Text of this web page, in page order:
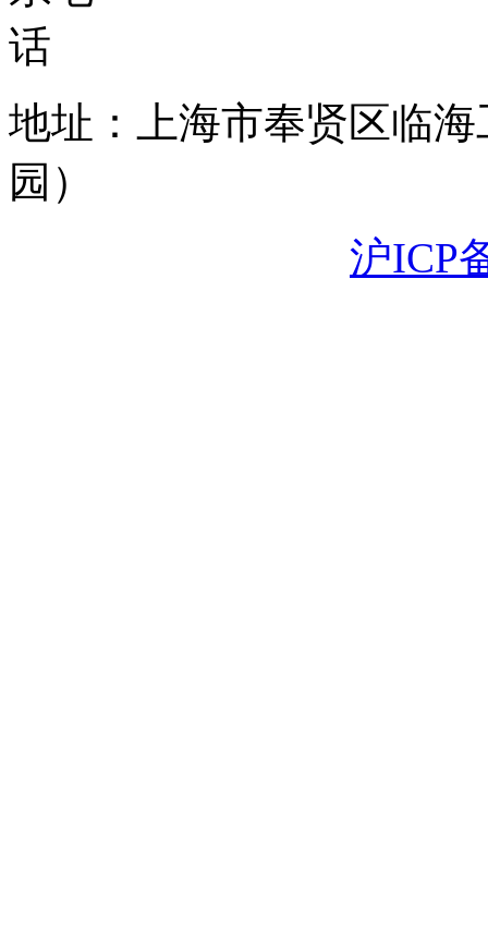
地址：上海市奉贤区临
园）
沪ICP